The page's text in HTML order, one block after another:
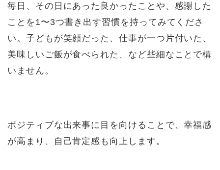
毎日、その日にあった良かったことや、感謝した
ことを1〜3つ書き出す習慣を持ってみてくださ
い。子どもが笑顔だった、仕事が一つ片付いた、
美味しいご飯が食べられた、など些細なことで構
いません。
ポジティブな出来事に目を向けることで、幸福感
が高まり、自己肯定感も向上します。